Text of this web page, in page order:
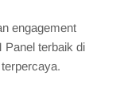
engagement
Panel terbaik di